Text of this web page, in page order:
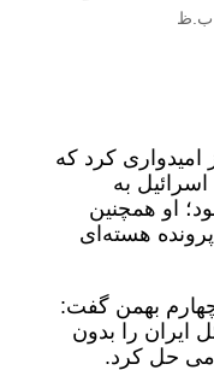
امیدواری کرد که
به
او همچنین
هسته‌ای
چهارم بهمن گفت:
ایران را بدون
حل کرد.